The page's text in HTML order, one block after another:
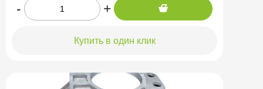
- +
Купить в один клик